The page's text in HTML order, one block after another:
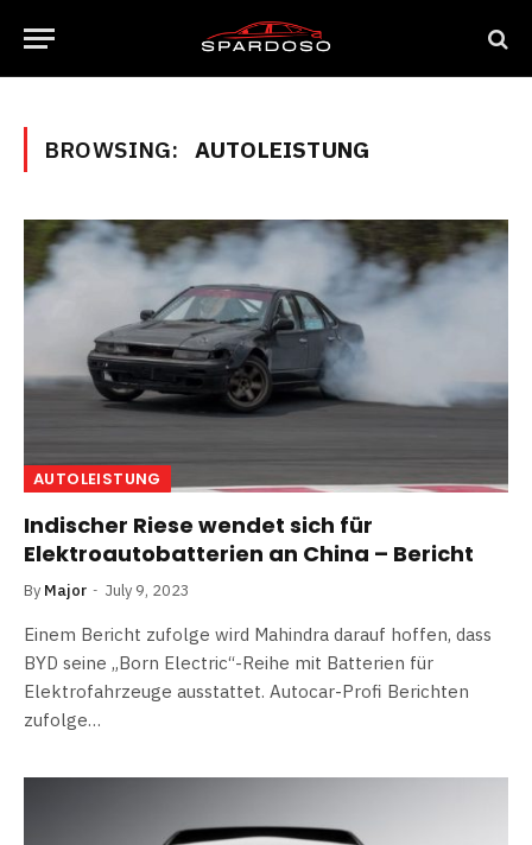
BROWSING: AUTOLEISTUNG
AUTOLEISTUNG
Indischer Riese wendet sich für
Elektroautobatterien an China – Bericht
By Major July 9, 2023
Einem Bericht zufolge wird Mahindra darauf hoffen, dass
BYD seine „Born Electric“-Reihe mit Batterien für
Elektrofahrzeuge ausstattet. Autocar-Profi Berichten
zufolge…